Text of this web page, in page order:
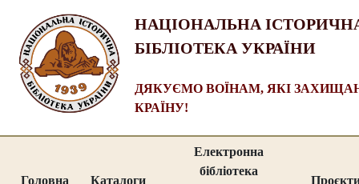
НАЦІОНАЛЬНА
БІБЛІОТЕКА УКРАЇНИ
ДЯКУЄМО ВОЇНАМ, ЯКІ
КРАЇНУ!
Головна Каталоги
Електронна
бібліотека